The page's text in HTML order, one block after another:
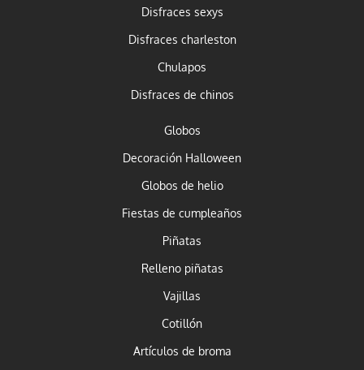
Disfraces sexys
Disfraces charleston
Chulapos
Disfraces de chinos
Globos
Decoración Halloween
Globos de helio
Fiestas de cumpleaños
Piñatas
Relleno piñatas
Vajillas
Cotillón
Artículos de broma